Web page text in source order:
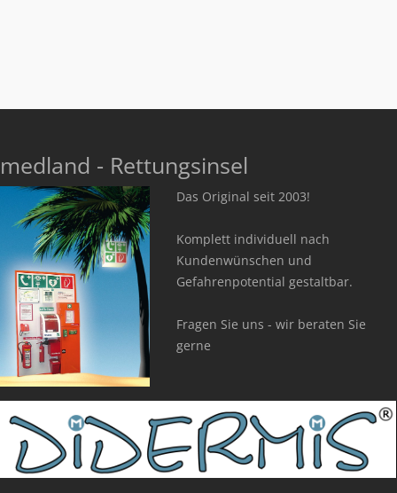
medland - Rettungsinsel
Das Original seit 2003!
Komplett individuell nach
Kundenwünschen und
Gefahrenpotential gestaltbar.
Fragen Sie uns - wir beraten Sie
gerne